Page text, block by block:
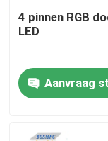
4 pinnen RGB
LED
Aanvraag